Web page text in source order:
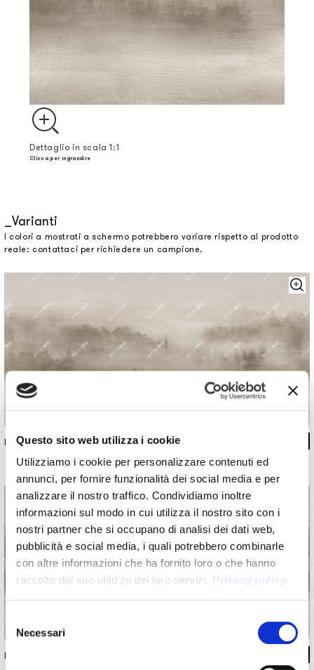
Questo sito web utilizza i cookie
Utilizziamo i cookie per personalizzare contenuti ed
annunci, per fornire funzionalità dei social media e per
analizzare il nostro traffico. Condividiamo inoltre
informazioni sul modo in cui utilizza il nostro sito con i
nostri partner che si occupano di analisi dei dati web,
pubblicità e social media, i quali potrebbero combinarle
con altre informazioni che ha fornito loro o che hanno
raccolto dal suo utilizzo dei loro servizi. Privacy policy.
del
consenso
Necessari
Dettaglio in scala 1:1
Clicca per ingrandire
Varianti
I colori a mostrati a schermo potrebbero variare rispetto al prodotto
reale: contattaci per richiedere un campione.
INKHEAE2601 ARENARIA
INKHEAE2602 LAPIS